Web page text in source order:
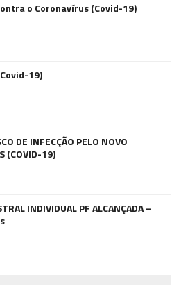
o Coronavírus (Covid-19)
19)
DE INFECÇÃO PELO NOVO
(COVID-19)
INDIVIDUAL PF ALCANÇADA –